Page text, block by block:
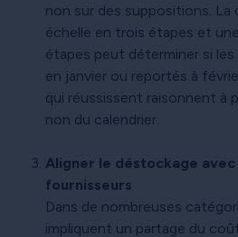
non sur des suppositions.
échelle en trois étapes et
étapes peut déterminer si
en janvier ou reportés à
qui réussissent raisonnent à
non du calendrier.
Aligner le déstockage
fournisseurs
Dans de nombreuses
impliquent un partage du